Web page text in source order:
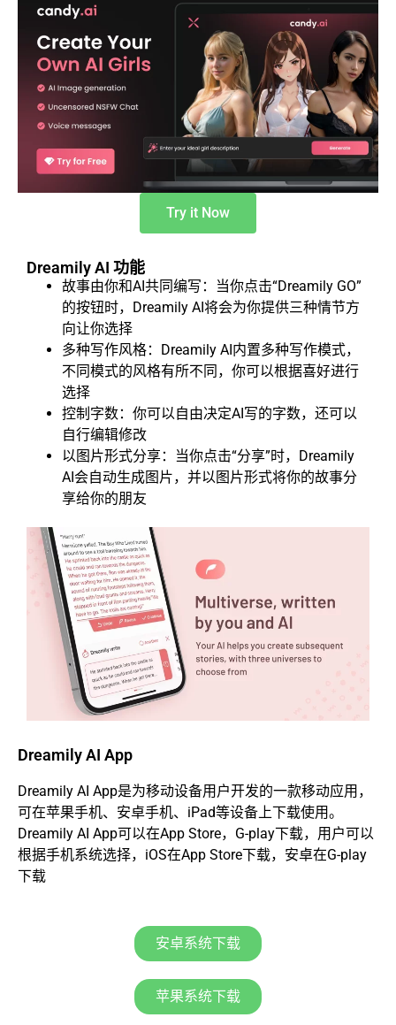
Try it Now
Dreamily AI 功能
故事由你和AI共同编写：当你点击“Dreamily GO”
的按钮时，Dreamily AI将会为你提供三种情节方
向让你选择
多种写作风格：Dreamily AI内置多种写作模式，
不同模式的风格有所不同，你可以根据喜好进行
选择
控制字数：你可以自由决定AI写的字数，还可以
自行编辑修改
以图片形式分享：当你点击“分享”时，Dreamily
AI会自动生成图片，并以图片形式将你的故事分
享给你的朋友
Dreamily AI App
Dreamily AI App是为移动设备用户开发的一款移动应用，
可在苹果手机、安卓手机、iPad等设备上下载使用。
Dreamily AI App可以在App Store，G-play下载，用户可以
根据手机系统选择，iOS在App Store下载，安卓在G-play
下载
安卓系统下载
苹果系统下载